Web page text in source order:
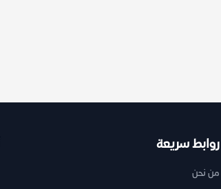
روابط سريعة
من نحن